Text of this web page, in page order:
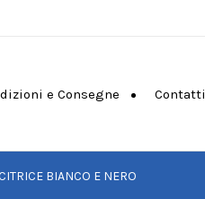
e Consegne Contatti
BIANCO E NERO